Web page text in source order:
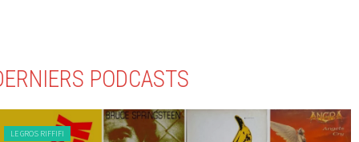
PODCASTS
LE GROS RIFFIFI